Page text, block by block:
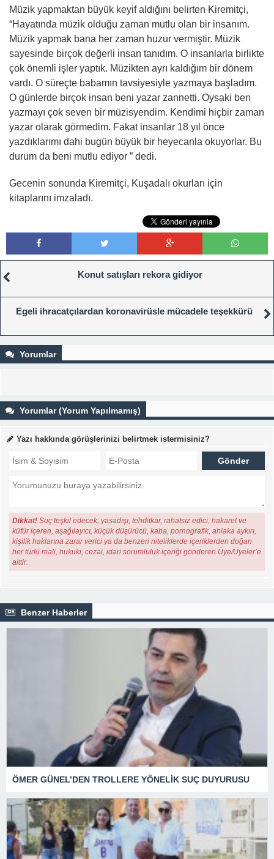
Müzik yapmaktan büyük keyif aldığını belirten Kiremitçi,
“Hayatında müzik olduğu zaman mutlu olan bir insanım.
Müzik yapmak bana her zaman huzur vermiştir. Müzik
sayesinde birçok değerli insan tanıdım. O insanlarla birlikte
çok önemli işler yaptık. Müzikten ayrı kaldığım bir dönem
vardı. O süreçte babamın tavsiyesiyle yazmaya başladım.
O günlerde birçok insan beni yazar zannetti. Oysaki ben
yazmayı çok seven bir müzisyendim. Kendimi hiçbir zaman
yazar olarak görmedim. Fakat insanlar 18 yıl önce
yazdıklarımı dahi bugün büyük bir heyecanla okuyorlar. Bu
durum da beni mutlu ediyor ” dedi.
Gecenin sonunda Kiremitçi, Kuşadalı okurları için
kitaplarını imzaladı.
Konut satışları rekora gidiyor
Egeli ihracatçılardan koronavirüsle mücadele teşekkürü
Yorumlar
Yorumlar (Yorum Yapılmamış)
Yazı hakkında görüşlerinizi belirtmek istermisiniz?
Dikkat! Suç teşkil edecek, yasadışı, tehditkar, rahatsız edici, hakaret ve
küfür içeren, aşağılayıcı, küçük düşürücü, kaba, pornografik, ahlaka aykırı,
kişilik haklarına zarar verici ya da benzeri niteliklerde içeriklerden doğan
her türlü mali, hukuki, cezai, idari sorumluluk içeriği gönderen Üye/Üyeler’e
aittir.
Benzer Haberler
ÖMER GÜNEL’DEN TROLLERE YÖNELİK SUÇ DUYURUSU